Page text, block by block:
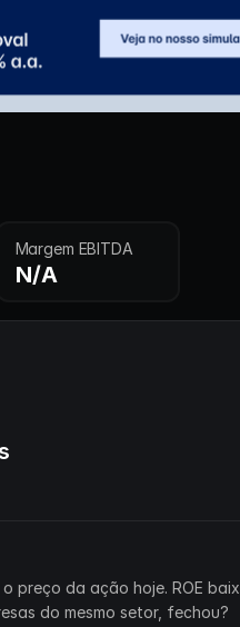
Margem EBITDA
N/A
preço da ação hoje. ROE
do mesmo setor, fechou?